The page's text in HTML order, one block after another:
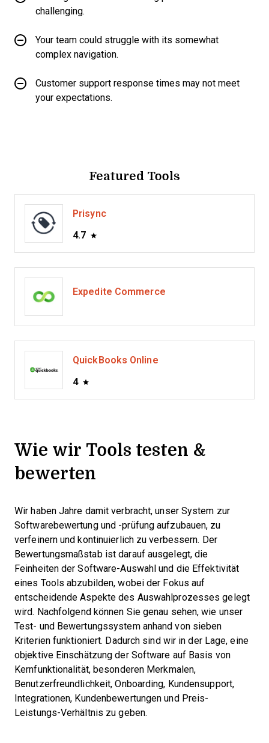
challenging.
Your team could struggle with its somewhat
complex navigation.
Customer support response times may not meet
your expectations.
Featured Tools
Prisync
4.7
Expedite Commerce
QuickBooks Online
4
Wie wir Tools testen &
bewerten
Wir haben Jahre damit verbracht, unser System zur
Softwarebewertung und -prüfung aufzubauen, zu
verfeinern und kontinuierlich zu verbessern. Der
Bewertungsmaßstab ist darauf ausgelegt, die
Feinheiten der Software-Auswahl und die Effektivität
eines Tools abzubilden, wobei der Fokus auf
entscheidende Aspekte des Auswahlprozesses gelegt
wird. Nachfolgend können Sie genau sehen, wie unser
Test- und Bewertungssystem anhand von sieben
Kriterien funktioniert. Dadurch sind wir in der Lage, eine
objektive Einschätzung der Software auf Basis von
Kernfunktionalität, besonderen Merkmalen,
Benutzerfreundlichkeit, Onboarding, Kundensupport,
Integrationen, Kundenbewertungen und Preis-
Leistungs-Verhältnis zu geben.